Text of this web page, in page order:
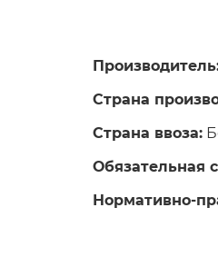
Страна
Страна ввоза:
Обязательная
Нормативно-